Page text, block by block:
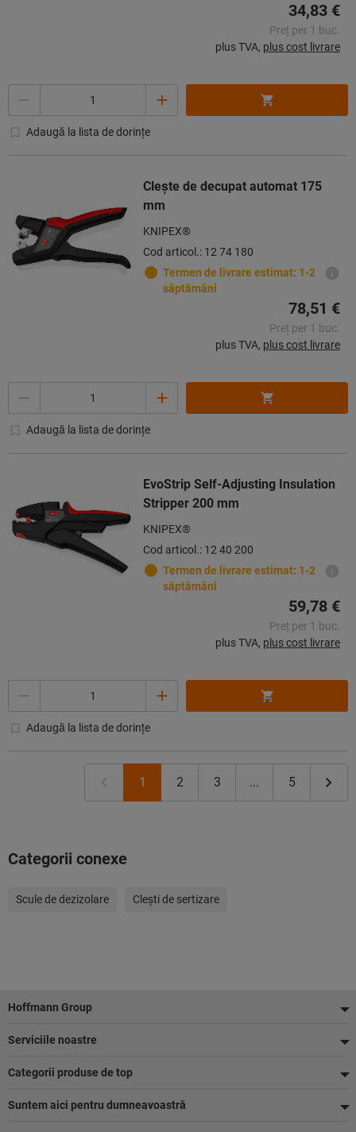
34,83 €
Preț per 1 buc.
plus TVA, plus cost livrare
Adaugă la lista de dorințe
Clește de decupat automat 175
mm
KNIPEX®
Cod articol.: 12 74 180
Termen de livrare estimat: 1-2
săptămâni
78,51 €
Preț per 1 buc.
plus TVA, plus cost livrare
Adaugă la lista de dorințe
EvoStrip Self-Adjusting Insulation
Stripper 200 mm
KNIPEX®
Cod articol.: 12 40 200
Termen de livrare estimat: 1-2
săptămâni
59,78 €
Preț per 1 buc.
plus TVA, plus cost livrare
Adaugă la lista de dorințe
1 2 3 ... 5
Categorii conexe
Scule de dezizolare Cleşti de sertizare
Footer
Hoffmann Group
Serviciile noastre
Categorii produse de top
Suntem aici pentru dumneavoastră